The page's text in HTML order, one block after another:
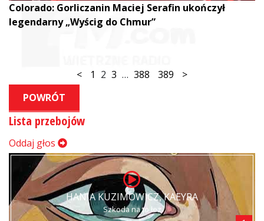
Colorado: Gorliczanin Maciej Serafin ukończył
legendarny „Wyścig do Chmur”
< 1 2 3 … 388 389
>
POWRÓT
Lista przebojów
Oddaj głos
HANIA KUZIMOWICZ, KAEYRA
Szkoda na to łez